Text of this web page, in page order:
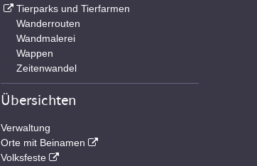
Tierparks und Tierfarmen
Wanderrouten
Wandmalerei
Wappen
Zeitenwandel
Übersichten
Verwaltung
Orte mit Beinamen
Volksfeste